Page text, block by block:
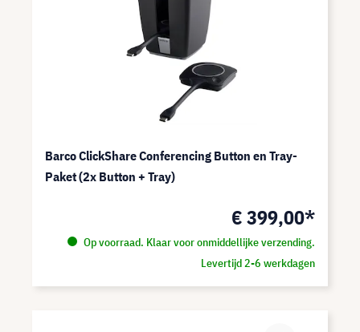
Barco ClickShare Conferencing Button en Tray-
Paket (2x Button + Tray)
€ 399,00*
Op voorraad. Klaar voor onmiddellijke verzending.
Levertijd 2-6 werkdagen